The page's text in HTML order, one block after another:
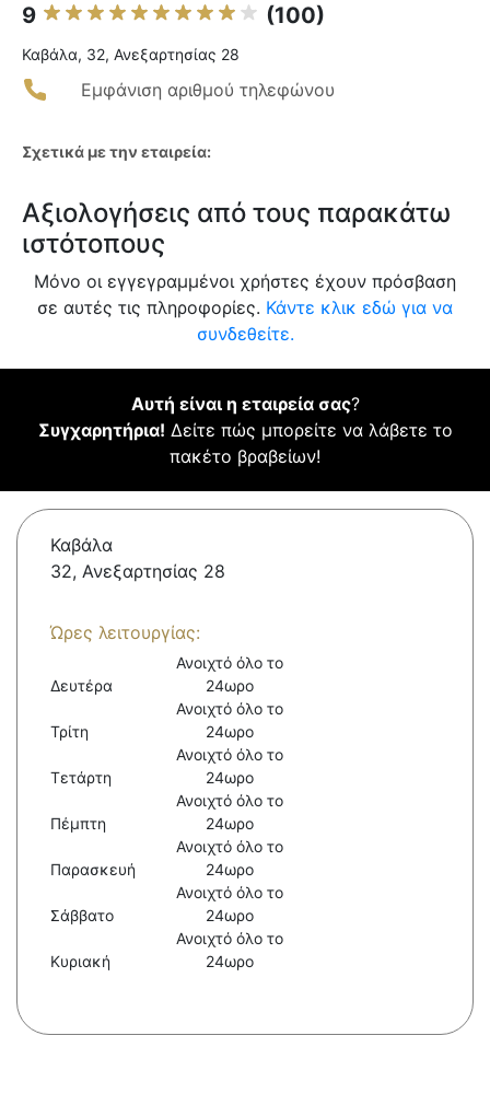
9 (100)
Καβάλα, 32, Ανεξαρτησίας 28
Εμφάνιση αριθμού τηλεφώνου
Σχετικά με την εταιρεία:
Αξιολογήσεις από τους παρακάτω
ιστότοπους
Μόνο οι εγγεγραμμένοι χρήστες έχουν πρόσβαση
σε αυτές τις πληροφορίες. Κάντε κλικ εδώ για να
συνδεθείτε.
Αυτή είναι η εταιρεία σας?
Συγχαρητήρια! Δείτε πώς μπορείτε να λάβετε το
πακέτο βραβείων!
Καβάλα
32, Ανεξαρτησίας 28
Ώρες λειτουργίας:
Δευτέρα
Ανοιχτό όλο το
24ωρο
Τρίτη
Ανοιχτό όλο το
24ωρο
Τετάρτη
Ανοιχτό όλο το
24ωρο
Πέμπτη
Ανοιχτό όλο το
24ωρο
Παρασκευή
Ανοιχτό όλο το
24ωρο
Σάββατο
Ανοιχτό όλο το
24ωρο
Κυριακή
Ανοιχτό όλο το
24ωρο